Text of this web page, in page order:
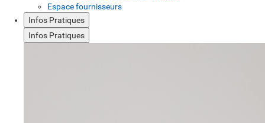
Espace fournisseurs
Infos Pratiques
Infos Pratiques